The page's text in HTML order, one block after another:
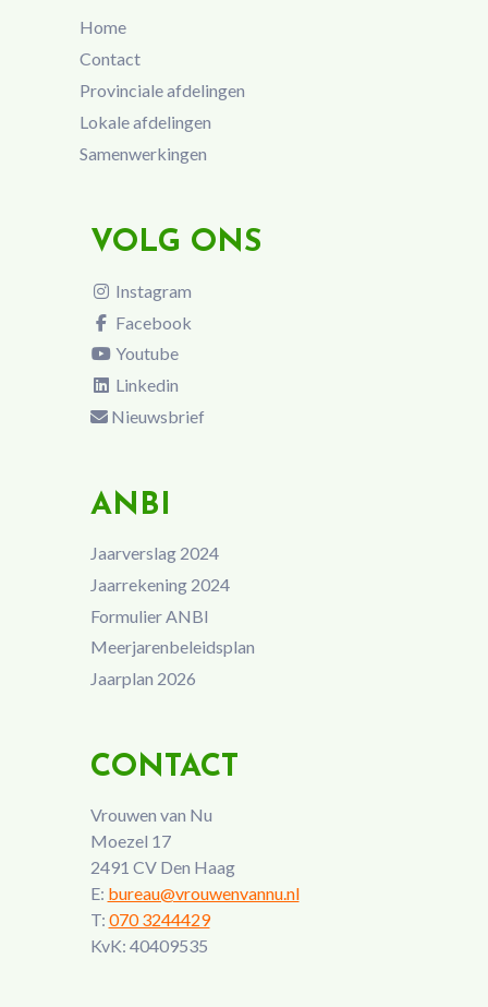
Home
Contact
Provinciale afdelingen
Lokale afdelingen
Samenwerkingen
VOLG ONS
Instagram
Facebook
Youtube
Linkedin
Nieuwsbrief
ANBI
Jaarverslag 2024
Jaarrekening 2024
Formulier ANBI
Meerjarenbeleidsplan
Jaarplan 2026
CONTACT
Vrouwen van Nu
Moezel 17
2491 CV Den Haag
E: bureau@vrouwenvannu.nl
T: 070 3244429
KvK: 40409535